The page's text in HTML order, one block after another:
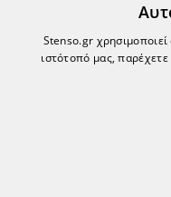
Stenso.gr
ιστότοπό μας,